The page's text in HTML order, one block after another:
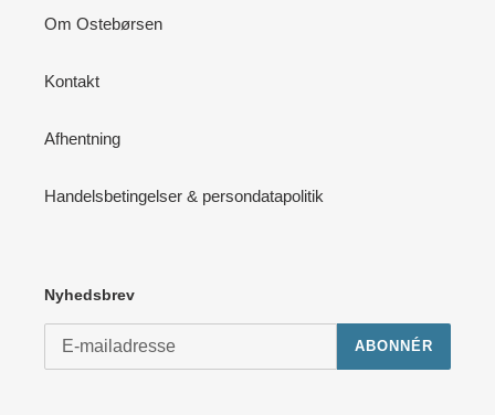
Om Ostebørsen
Kontakt
Afhentning
Handelsbetingelser & persondatapolitik
Nyhedsbrev
ABONNÉR